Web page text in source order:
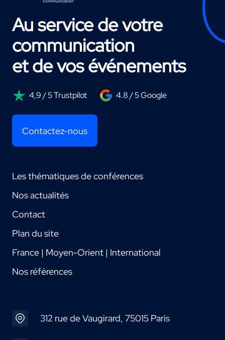
Au service de votre
communication
et de vos événements
4,9 / 5 Trustpilot 4.8 / 5 Google
Contactez-nous
Les thématiques de conférences
Nos actualités
Contact
Plan du site
France | Moyen-Orient | International
Nos références
312 rue de Vaugirard, 75015 Paris